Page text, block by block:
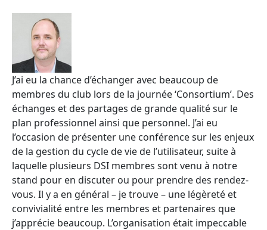
J’ai eu la chance d’échanger avec beaucoup de
membres du club lors de la journée ‘Consortium’. Des
échanges et des partages de grande qualité sur le
plan professionnel ainsi que personnel. J’ai eu
l’occasion de présenter une conférence sur les enjeux
de la gestion du cycle de vie de l’utilisateur, suite à
laquelle plusieurs DSI membres sont venu à notre
stand pour en discuter ou pour prendre des rendez-
vous. Il y a en général – je trouve – une légèreté et
convivialité entre les membres et partenaires que
j’apprécie beaucoup. L’organisation était impeccable